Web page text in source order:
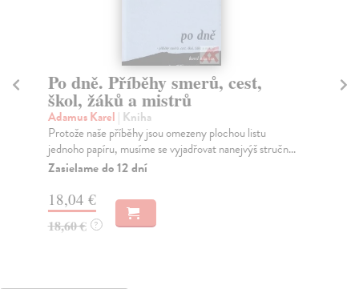
Po dně. Příběhy smerů, cest,
škol, žáků a mistrů
Adamus Karel | Kniha
Protože naše příběhy jsou omezeny plochou listu
jednoho papíru, musíme se vyjadřovat nanejvýš stručn...
Zasielame do 12 dní
18,04 €
18,60 € ?